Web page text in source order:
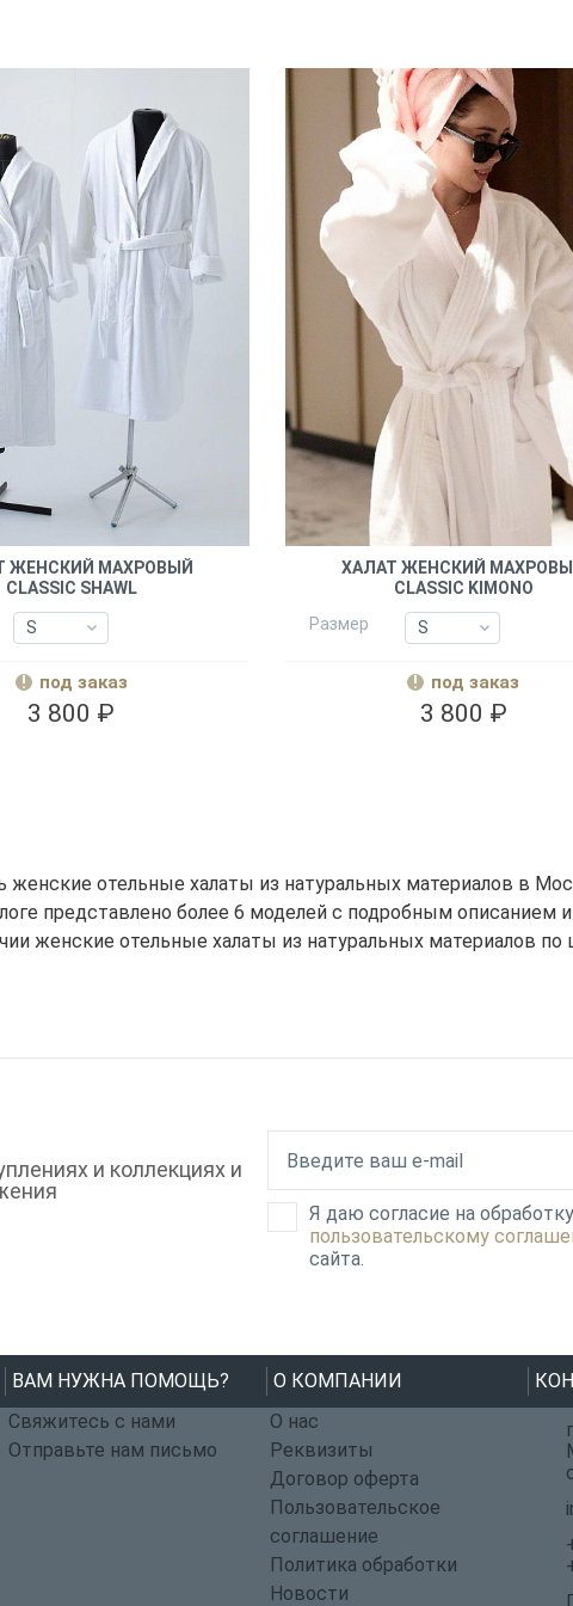
ЖЕНСКИЙ МАХРОВЫЙ
CLASSIC SHAWL
S
L-XL
XXL
S
L-XL
XXL
под заказ
3 800 ₽
ХАЛАТ ЖЕНСКИЙ
CLASSIC KIMONO
Размер
S
L-XL
XXL
S
L-XL
XXL
под заказ
3 800 ₽
женские отельные халаты из натуральных материалов в
представлено более 6 моделей с подробным описанием
женские отельные халаты из натуральных материалов по
и коллекциях и
Я даю согласие на
пользовательскому
сайта.
ВАМ НУЖНА ПОМОЩЬ? О КОМПАНИИ
Свяжитесь с нами
Отправьте нам письмо
О нас
Реквизиты
Договор оферта
Пользовательское
соглашение
Политика обработки
Новости